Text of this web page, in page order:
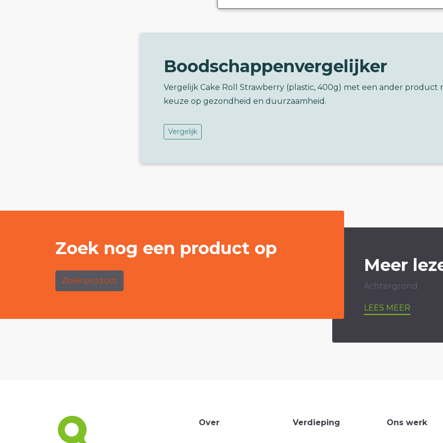
Boodschappenvergelijker
Vergelijk Cake Roll Strawberry (plastic, 400g) met een ander product
keuze op gezondheid en duurzaamheid.
Vergelijk
Zoek nog een product op
Zoek product
Meer
Achtergrond
LEES MEER
Over Verdieping Ons werk